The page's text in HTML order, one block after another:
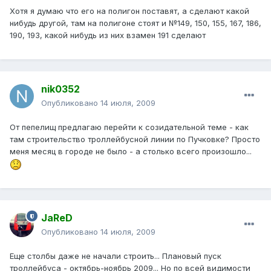
Хотя я думаю что его на полигон поставят, а сделают какой
нибудь другой, там на полигоне стоят и №149, 150, 155, 167, 186,
190, 193, какой нибудь из них взамен 191 сделают
nik0352
Опубликовано 14 июля, 2009
От пепелищ предлагаю перейти к созидательной теме - как
там строительство троллейбусной линии по Пучковке? Просто
меня месяц в городе не было - а столько всего произошло...
JaReD
Опубликовано 14 июля, 2009
Еще столбы даже не начали строить... Плановый пуск
троллейбуса - октябрь-ноябрь 2009... Но по всей видимости